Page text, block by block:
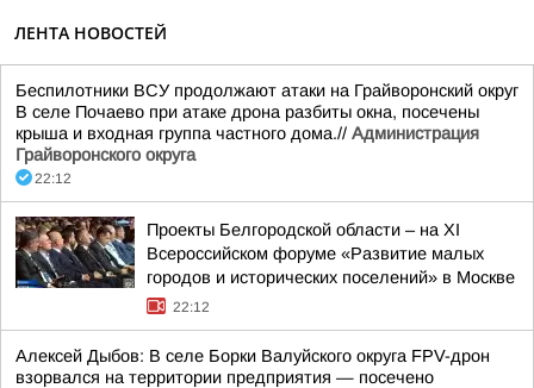
ЛЕНТА НОВОСТЕЙ
Беспилотники ВСУ продолжают атаки на Грайворонский округ
В селе Почаево при атаке дрона разбиты окна, посечены
крыша и входная группа частного дома.// Администрация
Грайворонского округа
22:12
Проекты Белгородской области – на XI
Всероссийском форуме «Развитие малых
городов и исторических поселений» в Москве
22:12
Алексей Дыбов: В селе Борки Валуйского округа FPV-дрон
взорвался на территории предприятия — посечено